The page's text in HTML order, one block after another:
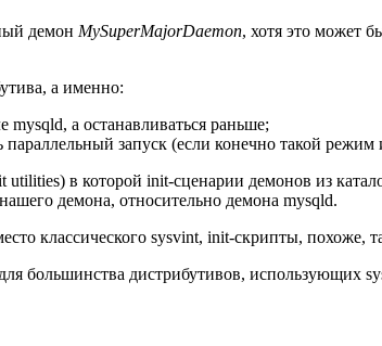
демон MySuperMajorDaemon, хотя это может
а именно:
mysqld, а останавливаться раньше;
запуск (если конечно такой
utilities) в которой init-сценарии демонов из
демона, относительно демона mysqld.
классического sysvint, init-скрипты, похоже,
большинства дистрибутивов, использующих